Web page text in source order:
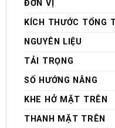
ĐƠN VỊ
KÍCH THƯỚC TỔNG
NGUYÊN LIỆU
TẢI TRỌNG
SỐ HƯỚNG NÂNG
KHE HỞ MẶT TRÊN
THANH MẶT TRÊN